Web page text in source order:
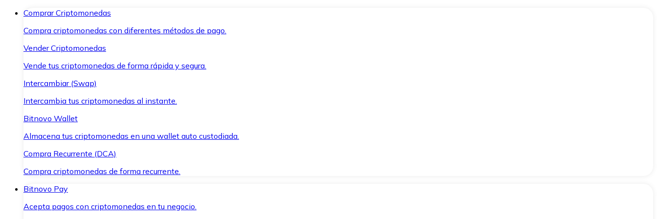
Comprar Criptomonedas
Compra criptomonedas con diferentes métodos de pago.
Vender Criptomonedas
Vende tus criptomonedas de forma rápida y segura.
Intercambiar (Swap)
Intercambia tus criptomonedas al instante.
Bitnovo Wallet
Almacena tus criptomonedas en una wallet auto custodiada.
Compra Recurrente (DCA)
Compra criptomonedas de forma recurrente.
Bitnovo Pay
Acepta pagos con criptomonedas en tu negocio.